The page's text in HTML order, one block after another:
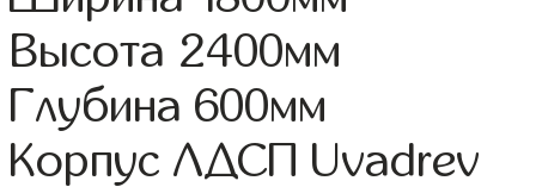
Высота 2400мм
Глубина 600мм
Корпус ЛДСП Uvadrev